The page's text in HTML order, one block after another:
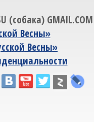
(собака) GMAIL.COM
Весны»
Весны»